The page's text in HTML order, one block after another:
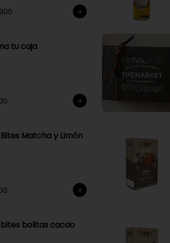
tu caja
Bites Matcha y Limón
bites bolitas cacao